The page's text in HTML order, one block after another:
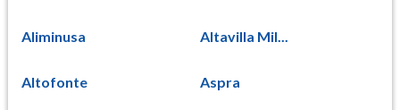
Aliminusa Altavilla Mil...
Altofonte Aspra